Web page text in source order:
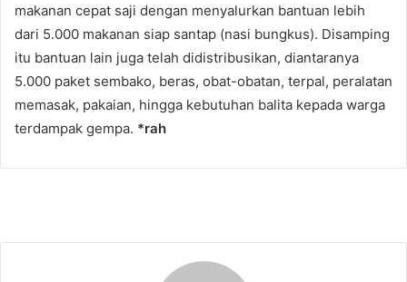
makanan cepat saji dengan menyalurkan bantuan lebih
dari 5.000 makanan siap santap (nasi bungkus). Disamping
itu bantuan lain juga telah didistribusikan, diantaranya
5.000 paket sembako, beras, obat-obatan, terpal, peralatan
memasak, pakaian, hingga kebutuhan balita kepada warga
terdampak gempa. *rah